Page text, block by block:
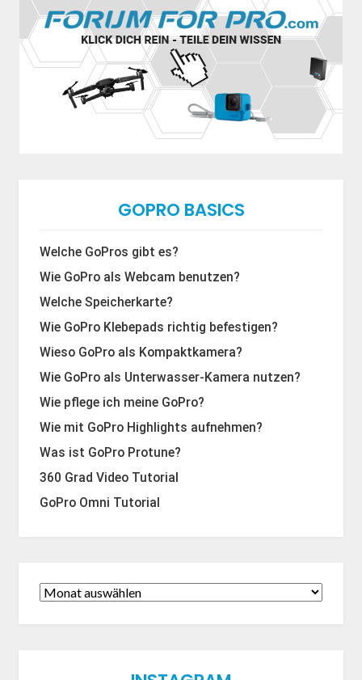
GOPRO BASICS
Welche GoPros gibt es?
Wie GoPro als Webcam benutzen?
Welche Speicherkarte?
Wie GoPro Klebepads richtig befestigen?
Wieso GoPro als Kompaktkamera?
Wie GoPro als Unterwasser-Kamera nutzen?
Wie pflege ich meine GoPro?
Wie mit GoPro Highlights aufnehmen?
Was ist GoPro Protune?
360 Grad Video Tutorial
GoPro Omni Tutorial